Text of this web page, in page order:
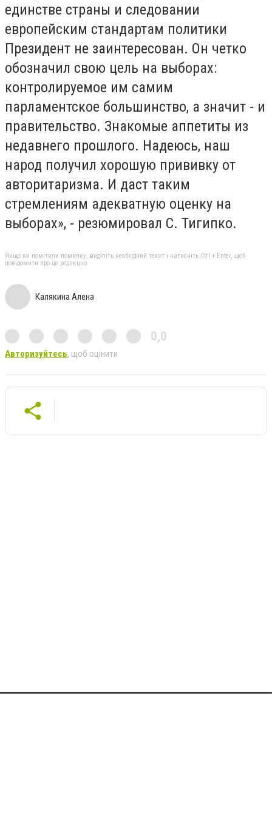
единстве страны и следовании
европейским стандартам политики
Президент не заинтересован. Он четко
обозначил свою цель на выборах:
контролируемое им самим
парламентское большинство, а значит - и
правительство. Знакомые аппетиты из
недавнего прошлого. Надеюсь, наш
народ получил хорошую прививку от
авторитаризма. И даст таким
стремлениям адекватную оценку на
выборах», - резюмировал С. Тигипко.
Якщо ви помітили помилку, виділіть необхідний текст і натисніть Ctrl + Enter, щоб
повідомити про це редакцію
Калякина Алена
0,0
Авторизуйтесь, щоб оцінити